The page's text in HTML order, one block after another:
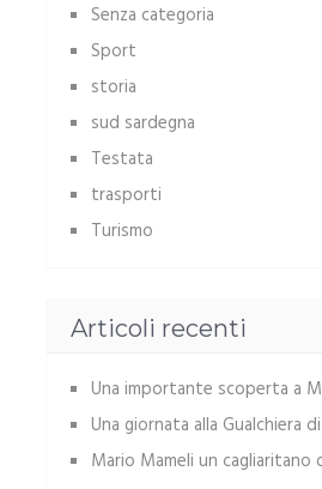
Senza categoria
Sport
storia
sud sardegna
Testata
trasporti
Turismo
Articoli recenti
Una importante scoperta a
Una giornata alla Gualchiera
Mario Mameli un cagliaritano